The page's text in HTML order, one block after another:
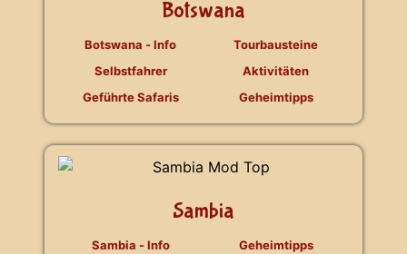
Botswana
Botswana - Info
Selbstfahrer
Geführte Safaris
Tourbausteine
Aktivitäten
Geheimtipps
Sambia
Sambia - Info
Geheimtipps